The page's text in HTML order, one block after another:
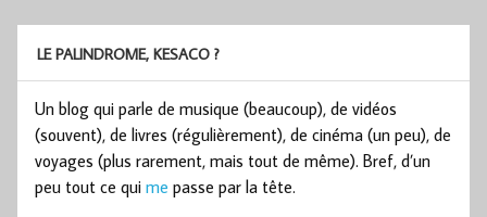
LE PALINDROME, KESACO ?
Un blog qui parle de musique (beaucoup), de vidéos
(souvent), de livres (régulièrement), de cinéma (un peu), de
voyages (plus rarement, mais tout de même). Bref, d’un
peu tout ce qui me passe par la tête.